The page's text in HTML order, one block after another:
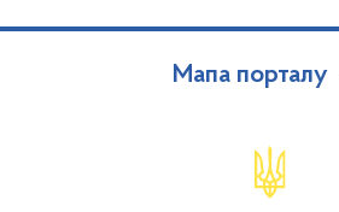
Мапа порталу